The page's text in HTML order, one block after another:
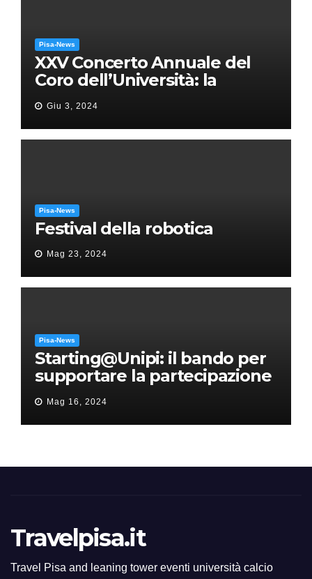
Pisa-News
XXV Concerto Annuale del
Coro dell’Università: la
“Messa in gloria” di Giacomo
Puccini
Giu 3, 2024
Pisa-News
Festival della robotica
Mag 23, 2024
Pisa-News
Starting@Unipi: il bando per
supportare la partecipazione
all’ERC Starting Grant
Mag 16, 2024
Travelpisa.it
Travel Pisa and leaning tower eventi università calcio